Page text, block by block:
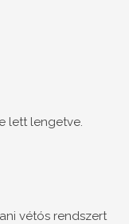
lett lengetve.
vétós rendszert